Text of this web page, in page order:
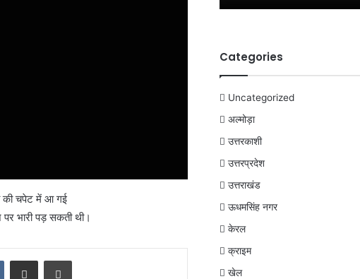
की चपेट में आ गई
भारी पड़ सकती थी।
VKontakteShare via Email Print
Categories
Uncategorized
अल्मोड़ा
उत्तरकाशी
उत्तरप्रदेश
उत्तराखंड
ऊधमसिंह नगर
केरल
क्राइम
खेल